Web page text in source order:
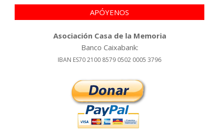
APÓYENOS
Asociación Casa de la Memoria
Banco Caixabank:
IBAN ES70 2100 8579 0502 0005 3796